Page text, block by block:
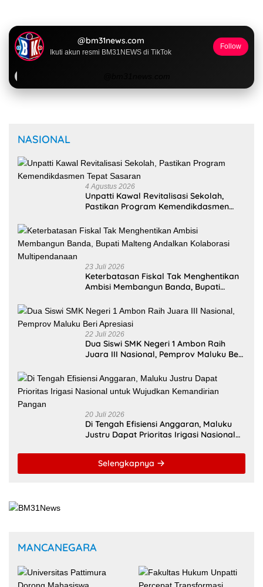
Keterbatasan Fiskal Tak Menghentikan
Ambisi Membangun Banda, Bupati
20 Juli 2026
Di Tengah Efisiensi Anggaran, Maluku
Justru Dapat Prioritas Irigasi Nasional
untuk Wujudkan Kemandirian Pangan
Selengkapnya
MANCANEGARA
Universitas Pattimura
Dorong Mahasiswa
Akademik Global Lewat
Kolaborasi Diaspora
Indonesia
Percepat Transformasi
Kurikulum Berstandar
Internasional untuk Raih
Akreditasi ACQUIN
Buka Peluang Kerja Sama
Pendidikan dan SDM
Maluku
Indonesia Timur